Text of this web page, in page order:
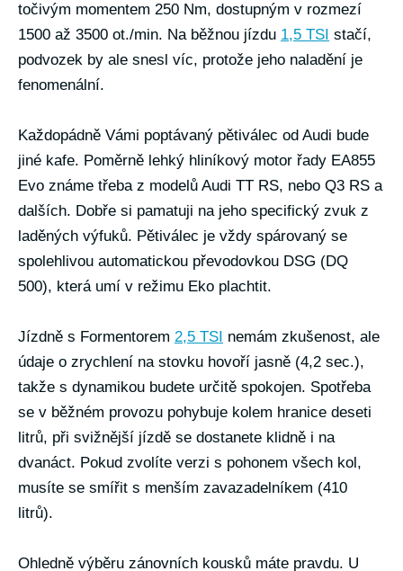
točivým momentem 250 Nm, dostupným v rozmezí
1500 až 3500 ot./min. Na běžnou jízdu 1,5 TSI stačí,
podvozek by ale snesl víc, protože jeho naladění je
fenomenální.
Každopádně Vámi poptávaný pětiválec od Audi bude
jiné kafe. Poměrně lehký hliníkový motor řady EA855
Evo známe třeba z modelů Audi TT RS, nebo Q3 RS a
dalších. Dobře si pamatuji na jeho specifický zvuk z
laděných výfuků. Pětiválec je vždy spárovaný se
spolehlivou automatickou převodovkou DSG (DQ
500), která umí v režimu Eko plachtit.
Jízdně s Formentorem 2,5 TSI nemám zkušenost, ale
údaje o zrychlení na stovku hovoří jasně (4,2 sec.),
takže s dynamikou budete určitě spokojen. Spotřeba
se v běžném provozu pohybuje kolem hranice deseti
litrů, při svižnější jízdě se dostanete klidně i na
dvanáct. Pokud zvolíte verzi s pohonem všech kol,
musíte se smířit s menším zavazadelníkem (410
litrů).
Ohledně výběru zánovních kousků máte pravdu. U